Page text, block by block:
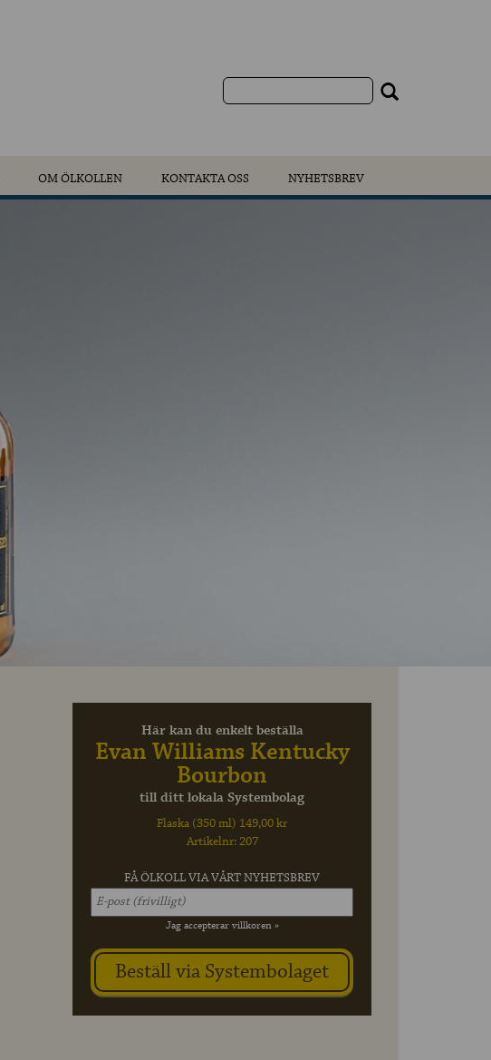
OM ÖLKOLLEN KONTAKTA OSS NYHETSBREV
Här kan du enkelt beställa
Evan Williams Kentucky
Bourbon
till ditt lokala Systembolag
Flaska (350 ml) 149,00 kr
Artikelnr: 207
FÅ ÖLKOLL VIA VÅRT NYHETSBREV
Jag accepterar villkoren »